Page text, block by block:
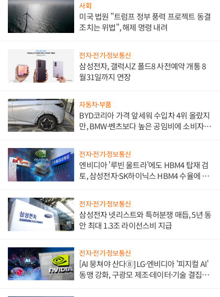
사회
미국 법원 "트럼프 정부 풍력 프로젝트 동결
조치는 위법", 해제 명령 내려
전자·전기·정보통신
삼성전자, 갤럭시Z 폴드8 사전예약 개통 8
월31일까지 연장
자동차·부품
BYD코리아 가격 앞세워 수입차 4위 올랐지
만, BMW·벤츠보다 높은 공임비에 소비자
전자·전기·정보통신
엔비디아 '루빈 울트라'에도 HBM4 탑재 검
토, 삼성전자·SK하이닉스 HBM4 수율에 주
전자·전기·정보통신
삼성전자 넷리스트와 특허분쟁 매듭, 5년 동
안 최대 1.3조 라이선스비 지급
전자·전기·정보통신
[AI 뭉쳐야 산다⑧] LG·엔비디아 '피지컬 AI'
동맹 강화, 구광모 제조·데이터·기술 결집